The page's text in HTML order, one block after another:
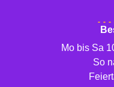
Mo bis Sa
So